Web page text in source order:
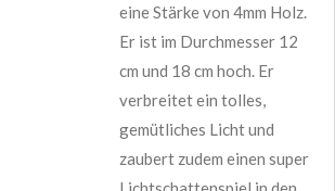
eine Stärke von 4mm Holz.
Er ist im Durchmesser 12
cm und 18 cm hoch. Er
verbreitet ein tolles,
gemütliches Licht und
zaubert zudem einen super